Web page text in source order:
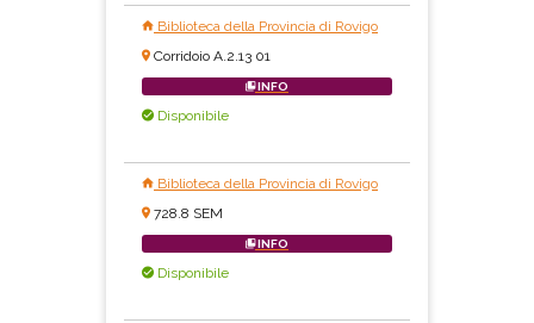
Biblioteca della Provincia di Rovigo
Corridoio A.2.13 01
INFO
Disponibile
Biblioteca della Provincia di Rovigo
728.8 SEM
INFO
Disponibile